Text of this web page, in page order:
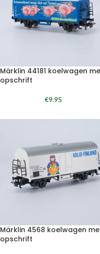
Märklin 44181 koelwagen
opschrift
€9.95
Märklin 4568 koelwagen
opschrift